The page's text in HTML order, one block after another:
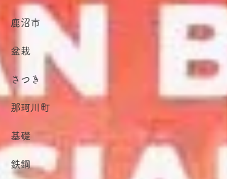
鹿沼市
盆栽
さつき
那珂川町
基礎
鉄鋼